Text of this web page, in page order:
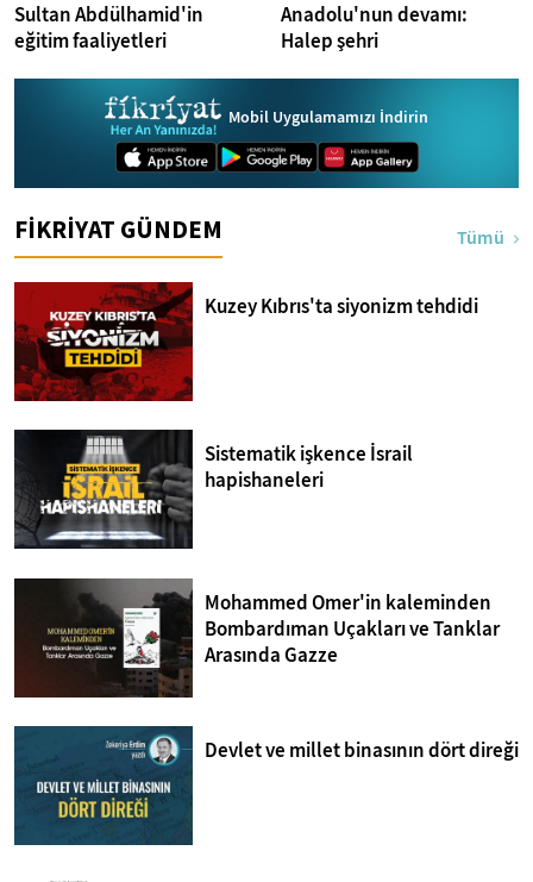
Sultan Abdülhamid'in
eğitim faaliyetleri
Anadolu'nun devamı:
Halep şehri
Mobil Uygulamamızı İndirin
FİKRİYAT GÜNDEM Tümü
Kuzey Kıbrıs'ta siyonizm tehdidi
Sistematik işkence İsrail
hapishaneleri
Mohammed Omer'in kaleminden
Bombardıman Uçakları ve Tanklar
Arasında Gazze
Devlet ve millet binasının dört direği